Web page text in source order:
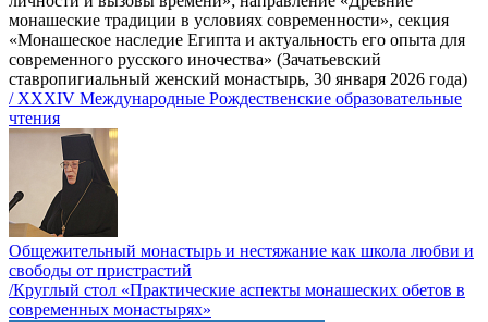
монашеские традиции в условиях современности», секция
«Монашеское наследие Египта и актуальность его опыта для
современного русского иночества» (Зачатьевский
ставропигиальный женский монастырь, 30 января 2026 года)
/ XXXIV Международные Рождественские образовательные
чтения
Общежительный монастырь и нестяжание как школа любви и
свободы от пристрастий
/Круглый стол «Практические аспекты монашеских обетов в
современных монастырях»